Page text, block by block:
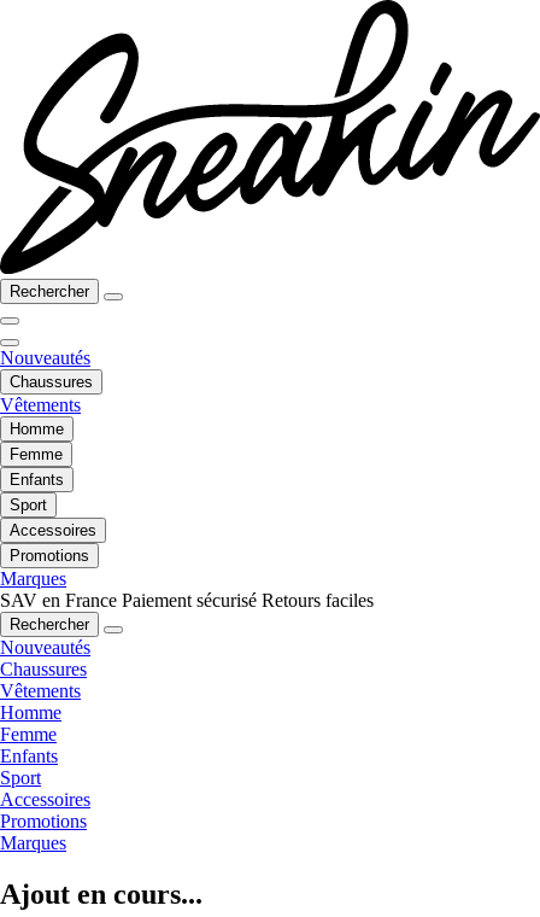
Rechercher
Nouveautés
Chaussures
Vêtements
Homme
Femme
Enfants
Sport
Accessoires
Promotions
Marques
SAV en France Paiement sécurisé Retours faciles
Rechercher
Nouveautés
Chaussures
Vêtements
Homme
Femme
Enfants
Sport
Accessoires
Promotions
Marques
Ajout en cours...